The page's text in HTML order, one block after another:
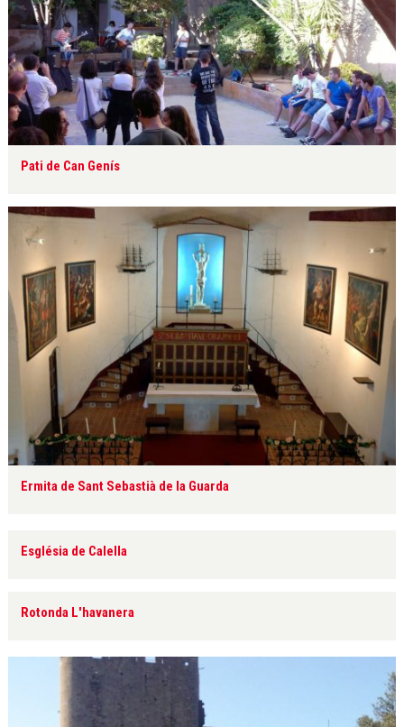
Pati de Can Genís
Ermita de Sant Sebastià de la Guarda
Església de Calella
Rotonda L'havanera